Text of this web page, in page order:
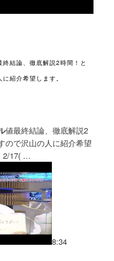
終結論、徹底解説2時間！と
紹介希望します。
値最終結論、徹底解説2
ので沢山の人に紹介希望
2/17( …
8:34